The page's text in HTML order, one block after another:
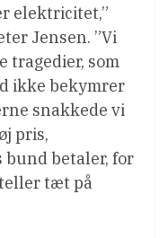
elektricitet,”
Jensen. ”Vi
tragedier, som
ikke bekymrer
snakkede vi
pris,
bund betaler, for
tæt på